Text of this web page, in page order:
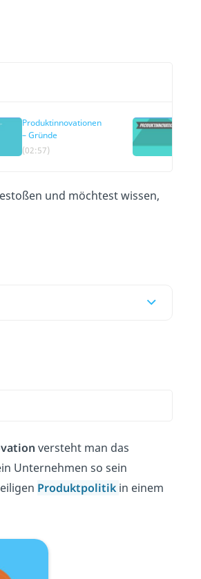
Produktinnovationen
– Gründe
(02:57)
und möchtest wissen,
versteht man das
Unternehmen so sein
Produktpolitik in einem